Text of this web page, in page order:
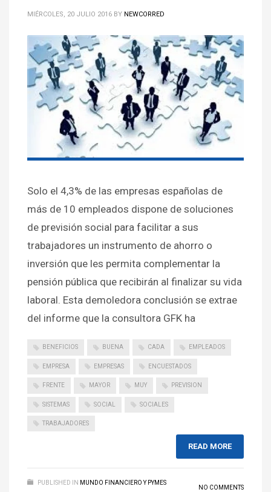
MIÉRCOLES, 20 JULIO 2016 BY NEWCORRED
Solo el 4,3% de las empresas españolas de
más de 10 empleados dispone de soluciones
de previsión social para facilitar a sus
trabajadores un instrumento de ahorro o
inversión que les permita complementar la
pensión pública que recibirán al finalizar su vida
laboral. Esta demoledora conclusión se extrae
del informe que la consultora GFK ha
BENEFICIOS BUENA CADA EMPLEADOS
EMPRESA EMPRESAS ENCUESTADOS
FRENTE MAYOR MUY PREVISION
SISTEMAS SOCIAL SOCIALES
TRABAJADORES
READ MORE
PUBLISHED IN MUNDO FINANCIERO Y PYMES
NO COMMENTS